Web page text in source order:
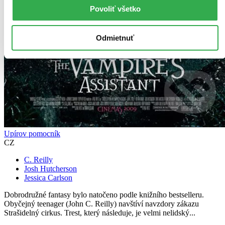
Povoliť všetko
Odmietnuť
Upírov pomocník
CZ
C. Reilly
Josh Hutcherson
Jessica Carlson
Dobrodružné fantasy bylo natočeno podle knižního bestselleru.
Obyčejný teenager (John C. Reilly) navštíví navzdory zákazu
Strašidelný cirkus. Trest, který následuje, je velmi nelidský...